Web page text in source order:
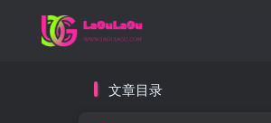
文章目录